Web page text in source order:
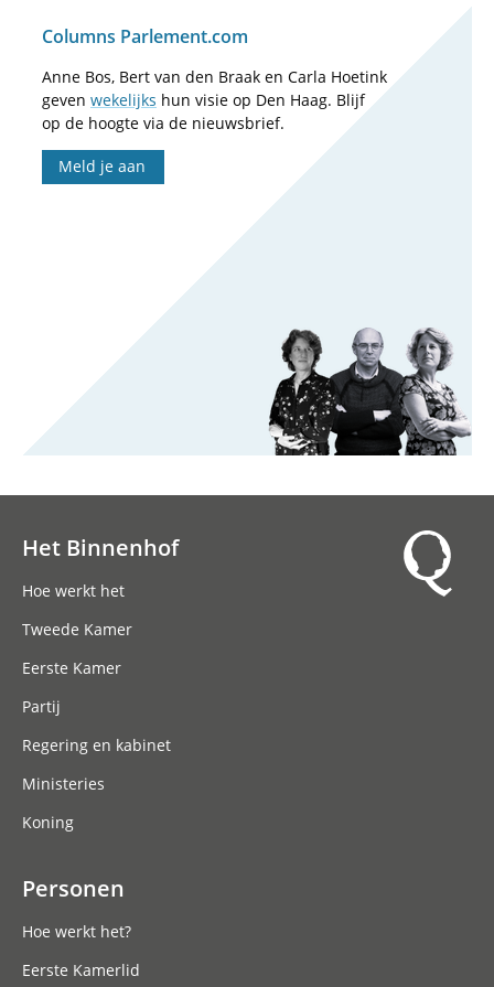
Columns Parlement.com
Anne Bos, Bert van den Braak en Carla Hoetink
geven wekelijks hun visie op Den Haag. Blijf
op de hoogte via de nieuwsbrief.
Meld je aan
Het Binnenhof
Hoe werkt het
Tweede Kamer
Eerste Kamer
Partij
Regering en kabinet
Ministeries
Koning
Personen
Hoe werkt het?
Eerste Kamerlid